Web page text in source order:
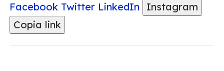
Facebook Twitter LinkedIn
Instagram
Copia link